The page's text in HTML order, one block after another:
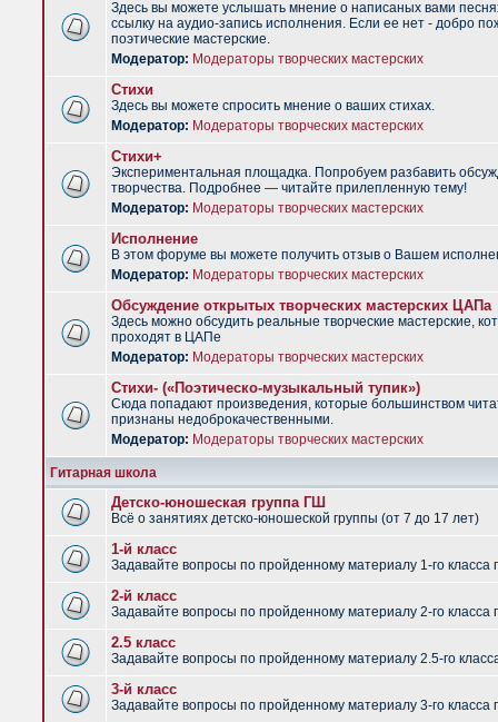
Здесь вы можете услышать мнение о написаных вами
ссылку на аудио-запись исполнения. Если ее нет - добро
поэтические мастерские.
Модератор: Модераторы творческих мастерских
Стихи
Здесь вы можете спросить мнение о ваших стихах.
Модератор: Модераторы творческих мастерских
Стихи+
Экспериментальная площадка. Попробуем разбавить
творчества. Подробнее — читайте прилепленную тему!
Модератор: Модераторы творческих мастерских
Исполнение
В этом форуме вы можете получить отзыв о Вашем
Модератор: Модераторы творческих мастерских
Обсуждение открытых творческих мастерских ЦАПа
Здесь можно обсудить реальные творческие мастерские,
проходят в ЦАПе
Модератор: Модераторы творческих мастерских
Стихи- («Поэтическо-музыкальный тупик»)
Сюда попадают произведения, которые большинством
признаны недоброкачественными.
Модератор: Модераторы творческих мастерских
Гитарная школа
Детско-юношеская группа ГШ
Всё о занятиях детско-юношеской группы (от 7 до 17 лет)
1-й класс
Задавайте вопросы по пройденному материалу 1-го класса
2-й класс
Задавайте вопросы по пройденному материалу 2-го класса
2.5 класс
Задавайте вопросы по пройденному материалу 2.5-го
3-й класс
Задавайте вопросы по пройденному материалу 3-го класса